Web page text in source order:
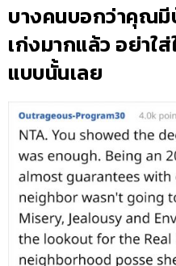
บางคนบอกว่าคุณมี
เก่งมากแล้ว อย่าใ
แบบนั้นเลย